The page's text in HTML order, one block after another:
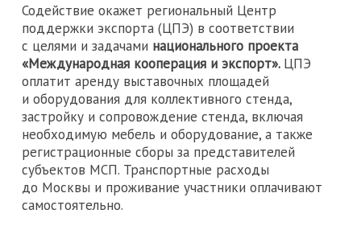
Содействие окажет региональный Центр
поддержки экспорта (ЦПЭ) в соответствии
с целями и задачами национального проекта
«Международная кооперация и экспорт». ЦПЭ
оплатит аренду выставочных площадей
и оборудования для коллективного стенда,
застройку и сопровождение стенда, включая
необходимую мебель и оборудование, а также
регистрационные сборы за представителей
субъектов МСП. Транспортные расходы
до Москвы и проживание участники оплачивают
самостоятельно.